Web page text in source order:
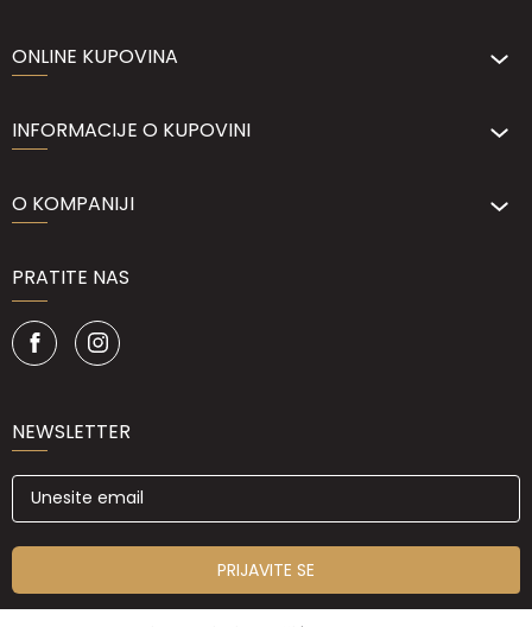
ONLINE KUPOVINA
INFORMACIJE O KUPOVINI
O KOMPANIJI
PRATITE NAS
NEWSLETTER
PRIJAVITE SE